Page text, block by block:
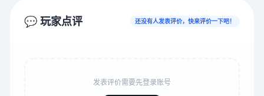
💬 玩家点评 还没有人发表评价，快来评价一下吧！
发表评价需要先登录账号